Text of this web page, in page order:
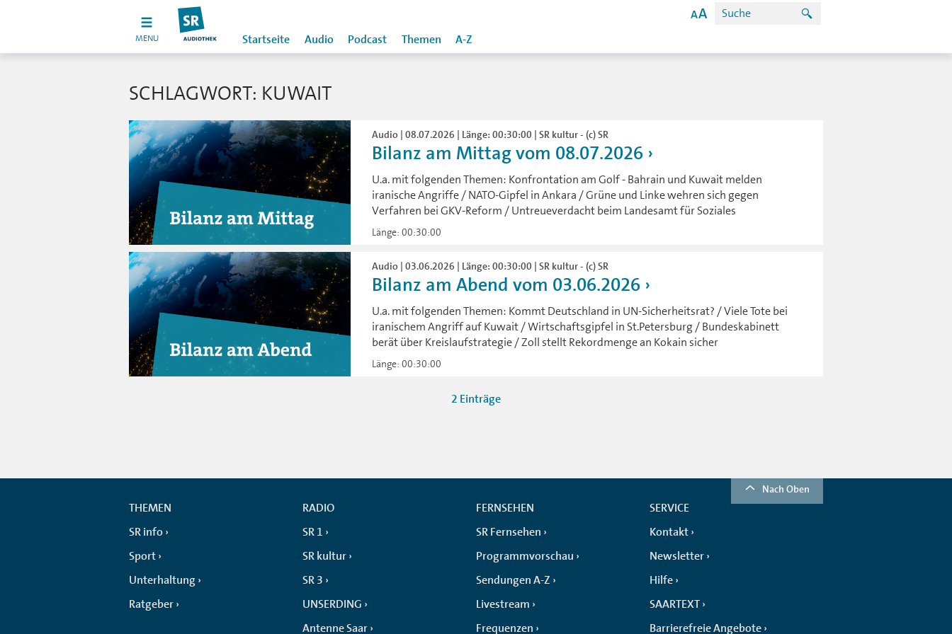
MENU Startseite Audio Podcast Themen A-Z
SCHLAGWORT: KUWAIT
Audio | 08.07.2026 | Länge: 00:30:00 | SR kultur - (c) SR
Bilanz am Mittag vom 08.07.2026
U.a. mit folgenden Themen: Konfrontation am Golf - Bahrain und Kuwait melden
iranische Angriffe / NATO-Gipfel in Ankara / Grüne und Linke wehren sich gegen
Verfahren bei GKV-Reform / Untreueverdacht beim Landesamt für Soziales
Länge: 00:30:00
Audio | 03.06.2026 | Länge: 00:30:00 | SR kultur - (c) SR
Bilanz am Abend vom 03.06.2026
U.a. mit folgenden Themen: Kommt Deutschland in UN-Sicherheitsrat? / Viele Tote bei
iranischem Angriff auf Kuwait / Wirtschaftsgipfel in St.Petersburg / Bundeskabinett
berät über Kreislaufstrategie / Zoll stellt Rekordmenge an Kokain sicher
Länge: 00:30:00
2 Einträge
Nach Oben
THEMEN
SR info
Sport
Unterhaltung
Ratgeber
RADIO
SR 1
SR kultur
SR 3
UNSERDING
Antenne Saar
FERNSEHEN
SR Fernsehen
Programmvorschau
Sendungen A-Z
Livestream
Frequenzen
SERVICE
Kontakt
Newsletter
Hilfe
SAARTEXT
Barrierefreie Angebote